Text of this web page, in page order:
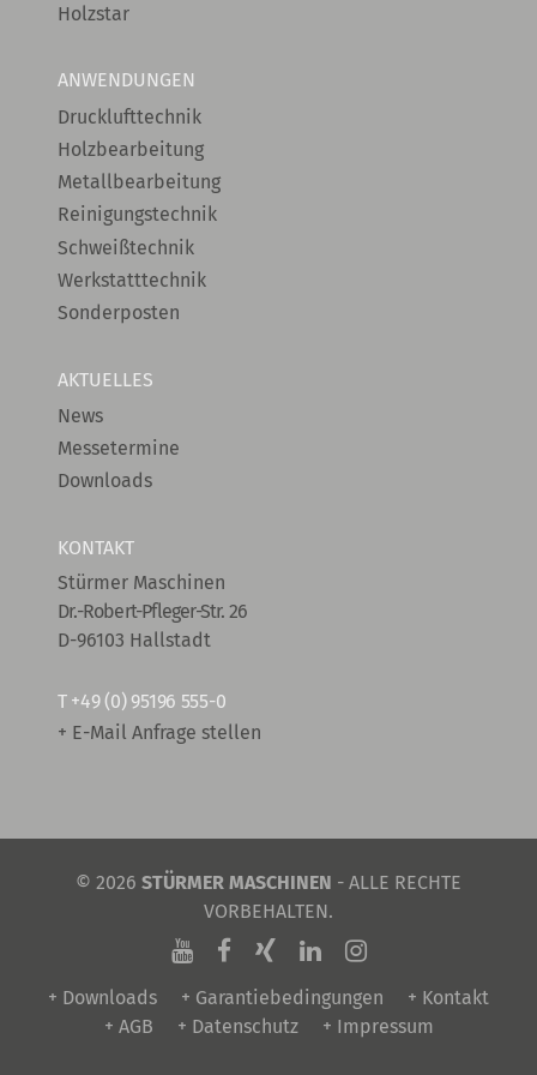
Holzstar
ANWENDUNGEN
Drucklufttechnik
Holzbearbeitung
Metallbearbeitung
Reinigungstechnik
Schweißtechnik
Werkstatttechnik
Sonderposten
AKTUELLES
News
Messetermine
Downloads
KONTAKT
Stürmer Maschinen
Dr.-Robert-Pfleger-Str. 26
D-96103 Hallstadt
T +49 (0) 95196 555-0
+ E-Mail Anfrage stellen
© 2026 STÜRMER MASCHINEN - ALLE RECHTE
VORBEHALTEN.
+ Downloads + Garantiebedingungen
+ Kontakt
+ AGB
+ Datenschutz + Impressum